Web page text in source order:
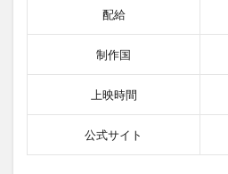
配給
制作国
上映時間
公式サイト